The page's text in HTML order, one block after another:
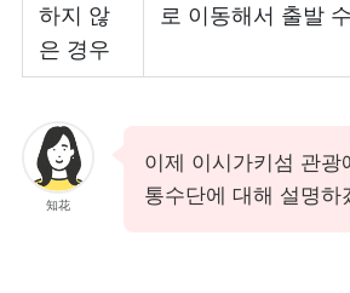
하지 않
은 경우
로 이동해서 출발
知花
이제 이시가키섬 관광
통수단에 대해 설명하